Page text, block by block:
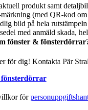
fönster &
för dig! Kontakta Pär
fönsterdörrar
produkt samt
(med QR-kod
bild på hela
med anmäld skada,
för